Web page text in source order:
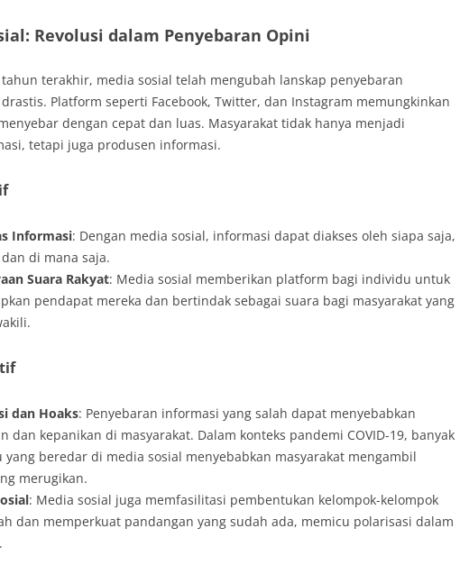
Revolusi dalam Penyebaran Opini
terakhir, media sosial telah mengubah lanskap penyebaran
Platform seperti Facebook, Twitter, dan Instagram memungkinkan
dengan cepat dan luas. Masyarakat tidak hanya menjadi
tetapi juga produsen informasi.
Informasi: Dengan media sosial, informasi dapat diakses oleh siapa saja,
di mana saja.
Suara Rakyat: Media sosial memberikan platform bagi individu untuk
pendapat mereka dan bertindak sebagai suara bagi masyarakat yang
dan Hoaks: Penyebaran informasi yang salah dapat menyebabkan
dan kepanikan di masyarakat. Dalam konteks pandemi COVID-19, banyak
yang beredar di media sosial menyebabkan masyarakat mengambil
merugikan.
: Media sosial juga memfasilitasi pembentukan kelompok-kelompok
dan memperkuat pandangan yang sudah ada, memicu polarisasi dalam